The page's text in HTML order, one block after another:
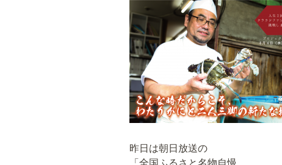
昨日は朝日放送の
「全国ふるさと名物自慢